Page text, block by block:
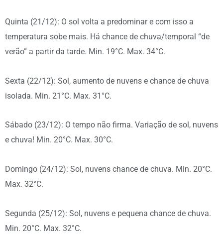
Quinta (21/12): O sol volta a predominar e com isso a
temperatura sobe mais. Há chance de chuva/temporal “de
verão” a partir da tarde. Min. 19°C. Max. 34°C.
Sexta (22/12): Sol, aumento de nuvens e chance de chuva
isolada. Min. 21°C. Max. 31°C.
Sábado (23/12): O tempo não firma. Variação de sol, nuvens
e chuva! Min. 20°C. Max. 30°C.
Domingo (24/12): Sol, nuvens chance de chuva. Min. 20°C.
Max. 32°C.
Segunda (25/12): Sol, nuvens e pequena chance de chuva.
Min. 20°C. Max. 32°C.